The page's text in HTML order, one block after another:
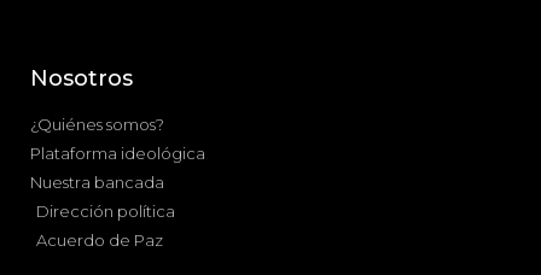
Nosotros
¿Quiénes somos?
Plataforma ideológica
Nuestra bancada
Dirección política
Acuerdo de Paz